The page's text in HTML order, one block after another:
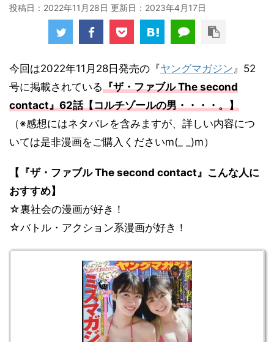
投稿日：2022年11月28日 更新日： 2023年4月17日
今回は2022年11月28日発売の『ヤングマガジン』52
号に掲載されている『ザ・ファブル The second
contact』62話【コルチゾールの男・・・・。】
（※感想にはネタバレを含みますが、詳しい内容につ
いては是非漫画をご購入くださいm(_ _)m）
【『ザ・ファブル The second contact』こんな人に
おすすめ】
☆裏社会の漫画が好き！
☆バトル・アクション系漫画が好き！